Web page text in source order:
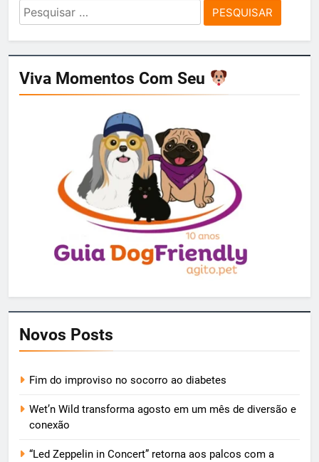
Pesquisar
por:
Viva Momentos Com Seu
Novos Posts
Fim do improviso no socorro ao diabetes
Wet’n Wild transforma agosto em um mês de diversão e
conexão
“Led Zeppelin in Concert” retorna aos palcos com a